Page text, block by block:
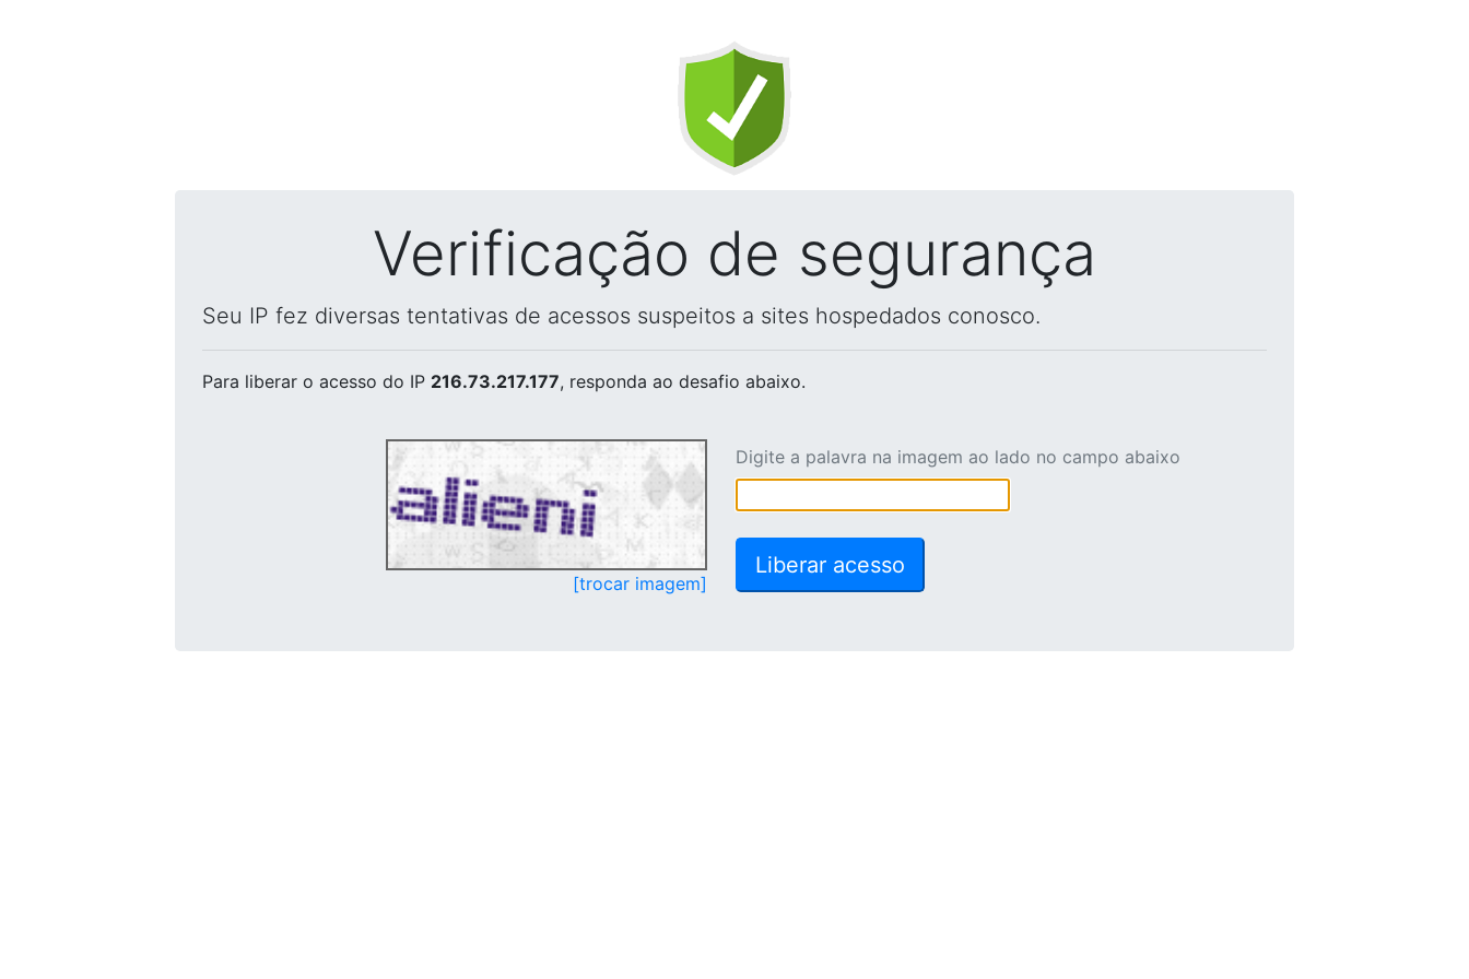
Verificação de segurança
Seu IP fez diversas tentativas de acessos suspeitos a sites hospedados conosco.
Para liberar o acesso do IP 216.73.217.177, responda ao desafio abaixo.
[trocar imagem]
Digite a palavra na imagem ao lado no campo abaixo